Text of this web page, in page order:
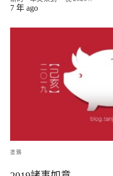
7 年 ago
塗鴉